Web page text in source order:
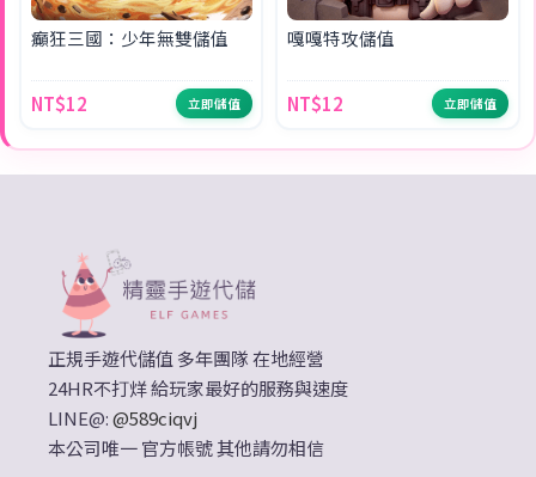
癲狂三國：少年無雙儲值
NT$12 立即儲值
嘎嘎特攻儲值
NT$12 立即儲值
正規手遊代儲值 多年團隊 在地經營
24HR不打烊 給玩家最好的服務與速度
LINE@:@589ciqvj
本公司唯一 官方帳號 其他請勿相信